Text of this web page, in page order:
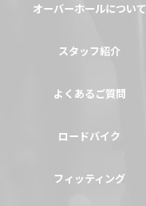
オーバーホールについて
スタッフ紹介
よくあるご質問
ロードバイク
フィッティング